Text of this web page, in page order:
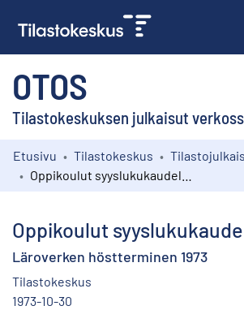
OTOS
Tilastokeskuksen julkaisut
Kokoelmat
Etusivu Tilastokeskus
Oppikoulut
Läroverken höstterminen 1973
Tilastokeskus
1973-10-30